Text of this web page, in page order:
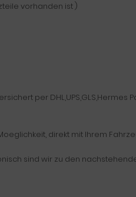
vorhanden ist )
per DHL,UPS,GLS,Hermes
direkt mit Ihrem
sind wir zu den